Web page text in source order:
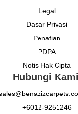
Legal
Dasar Privasi
Penafian
PDPA
Notis Hak Cipta
Hubungi Kami
+6012-9251246